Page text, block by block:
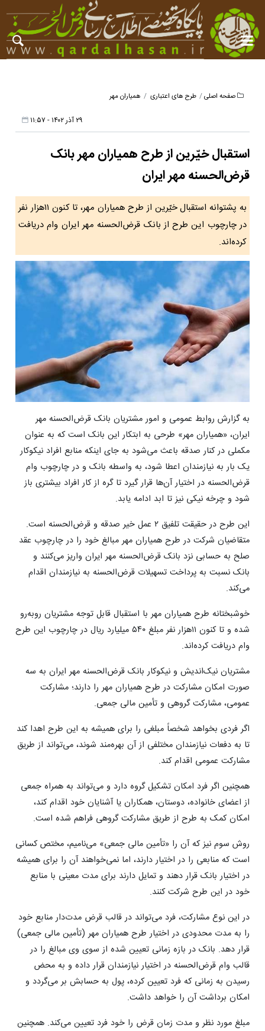
صفحه اصلی طرح های اعتباری همیاران مهر
۲۹ آذر ۱۴۰۲ - ۱۱:۵۷
استقبال خیّرین از طرح همیاران مهر بانک
قرض‌الحسنه مهر ایران
به پشتوانه استقبال خیّرین از طرح همیاران مهر، تا کنون ۱۱هزار نفر
در چارچوب این طرح از بانک قرض‌الحسنه مهر ایران وام دریافت
کرده‌اند.
به گزارش روابط عمومی و امور مشتریان بانک قرض‌الحسنه مهر
ایران، «همیاران مهر» طرحی به ابتکار این بانک است که به عنوان
مکملی در کنار صدقه باعث می‌شود به جای اینکه منابع افراد نیکوکار
یک بار به نیازمندان اعطا شود، به واسطه بانک و در چارچوب وام
قرض‌الحسنه در اختیار آن‌ها قرار گیرد تا گره از کار افراد بیشتری باز
شود و چرخه نیکی نیز تا ابد ادامه یابد.
این طرح در حقیقت تلفیق ۲ عمل خیر صدقه و قرض‌الحسنه است.
متقاضیان شرکت در طرح همیاران مهر مبالغ خود را در چارچوب عقد
صلح به حسابی نزد بانک قرض‌الحسنه مهر ایران واریز می‌کنند و
بانک نسبت به پرداخت تسهیلات قرض‌الحسنه به نیازمندان اقدام
می‌کند.
خوشبختانه طرح همیاران مهر با استقبال قابل توجه مشتریان روبه‌رو
شده و تا کنون ۱۱هزار نفر مبلغ ۵۴۰ میلیارد ریال در چارچوب این طرح
وام دریافت کرده‌اند.
مشتریان نیک‌اندیش و نیکوکار بانک قرض‌الحسنه مهر ایران به سه
صورت امکان مشارکت در طرح همیاران مهر را دارند؛ مشارکت
عمومی، مشارکت گروهی و تأمین مالی جمعی.
اگر فردی بخواهد شخصاً مبلغی را برای همیشه به این طرح اهدا کند
تا به دفعات نیازمندان مختلفی از آن بهره‌مند شوند، می‌تواند از طریق
مشارکت عمومی اقدام کند.
همچنین اگر فرد امکان تشکیل گروه دارد و می‌تواند به همراه جمعی
از اعضای خانواده، دوستان، همکاران یا آشنایان خود اقدام کند،
امکان کمک به طرح از طریق مشارکت گروهی فراهم شده است.
روش سوم نیز که آن را «تأمین مالی جمعی» می‌نامیم، مختص کسانی
است که منابعی را در اختیار دارند، اما نمی‌خواهند آن را برای همیشه
در اختیار بانک قرار دهند و تمایل دارند برای مدت معینی با منابع
خود در این طرح شرکت کنند.
در این نوع مشارکت، فرد می‌تواند در قالب قرض مدت‌دار منابع خود
را به مدت محدودی در اختیار طرح همیاران مهر (تأمین مالی جمعی)
قرار دهد. بانک در بازه زمانی تعیین شده از سوی وی مبالغ را در
قالب وام قرض‌الحسنه در اختیار نیازمندان قرار داده و به محض
رسیدن به زمانی که فرد تعیین کرده‌، پول به حسابش بر می‌گردد و
امکان برداشت آن را خواهد داشت.
مبلغ مورد نظر و مدت زمان قرض را خود فرد تعیین می‌کند. همچنین